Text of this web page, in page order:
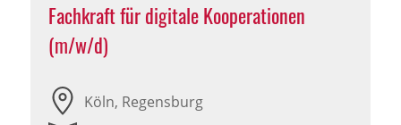
Fachkraft für digitale Kooperationen
(m/w/d)
Köln, Regensburg